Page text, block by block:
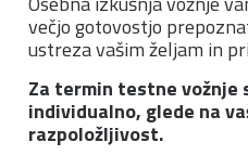
večjo gotovostjo
ustreza vašim željam in
Za termin testne vožnje
individualno, glede na
razpoložljivost.